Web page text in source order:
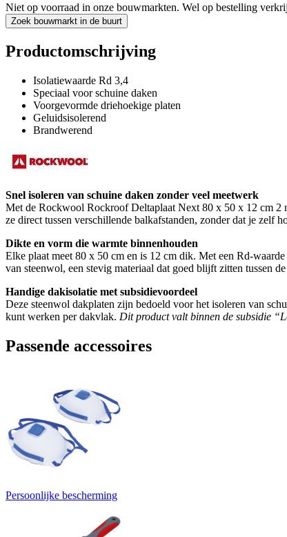
Niet op voorraad in onze bouwmarkten. Wel op bestelling
Zoek bouwmarkt in de buurt
Productomschrijving
Isolatiewaarde Rd 3,4
Speciaal voor schuine daken
Voorgevormde driehoekige platen
Geluidsisolerend
Brandwerend
Snel isoleren van schuine daken zonder veel meetwerk
Met de Rockwool Rockroof Deltaplaat Next 80 x 50 x 12 cm 2
ze direct tussen verschillende balkafstanden, zonder dat je zelf
Dikte en vorm die warmte binnenhouden
Elke plaat meet 80 x 50 cm en is 12 cm dik. Met een Rd-
van steenwol, een stevig materiaal dat goed blijft zitten tussen
Handige dakisolatie met subsidievoordeel
Deze steenwol dakplaten zijn bedoeld voor het isoleren van
kunt werken per dakvlak. Dit product valt binnen de subsidie
Passende accessoires
Persoonlijke bescherming